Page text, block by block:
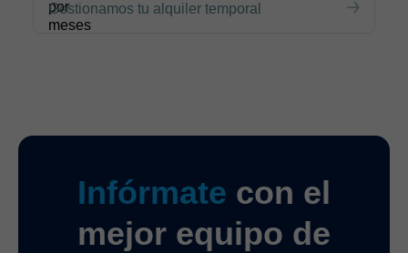
Gestionamos tu alquiler temporal
Infórmate con el
mejor equipo de